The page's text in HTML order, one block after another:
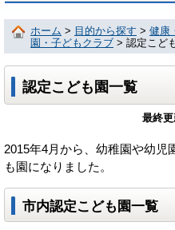
ホーム > 目的から探す > 健康
園・子どもクラブ > 認定こど
認定こども園一覧
最終更
2015年4月から、幼稚園や幼児
も園になりました。
市内認定こども園一覧